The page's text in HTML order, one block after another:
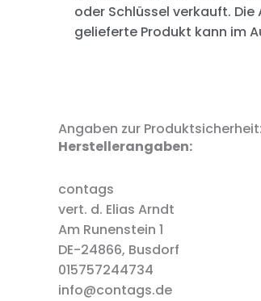
oder Schlüssel verkauft.
gelieferte Produkt kann im
Angaben zur Produktsicherheit:
Herstellerangaben:
contags
vert. d. Elias Arndt
Am Runenstein 1
DE-24866, Busdorf
015757244734
info@contags.de